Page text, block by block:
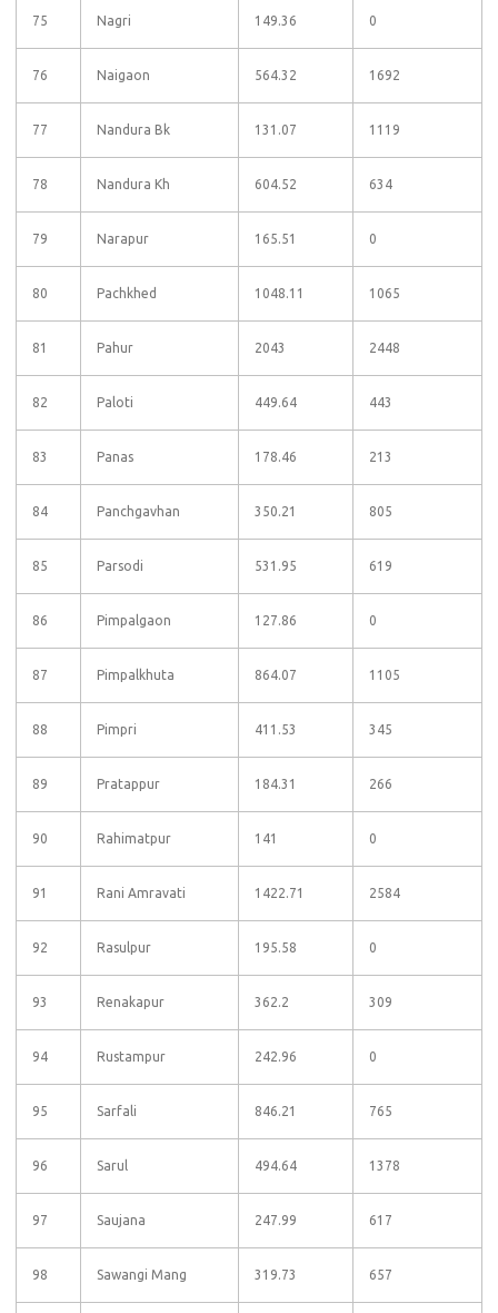
75 Nagri 149.36 0
76 Naigaon 564.32 1692
77 Nandura Bk 131.07 1119
78 Nandura Kh 604.52 634
79 Narapur 165.51 0
80 Pachkhed 1048.11 1065
81 Pahur 2043 2448
82 Paloti 449.64 443
83 Panas 178.46 213
84 Panchgavhan 350.21 805
85 Parsodi 531.95 619
86 Pimpalgaon 127.86 0
87 Pimpalkhuta 864.07 1105
88 Pimpri 411.53 345
89 Pratappur 184.31 266
90 Rahimatpur 141 0
91 Rani Amravati 1422.71 2584
92 Rasulpur 195.58 0
93 Renakapur 362.2 309
94 Rustampur 242.96 0
95 Sarfali 846.21 765
96 Sarul 494.64 1378
97 Saujana 247.99 617
98 Sawangi Mang 319.73 657